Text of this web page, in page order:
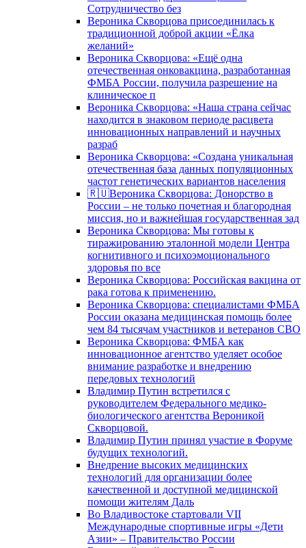
Сотрудничество без
Вероника Скворцова присоединилась к
традиционной доброй акции «Ёлка
желаний»
Вероника Скворцова: «Ещё одна
отечественная онковакцина, разработанная
ФМБА России, получила разрешение на
клиническое п
Вероника Скворцова: «Наша страна сейчас
находится в знаковом периоде расцвета
инновационных направлений и научных
разраб
Вероника Скворцова: «Создана уникальная
отечественная база данных популяционных
частот генетических вариантов населения
🇷🇺Вероника Скворцова: Донорство в
России – не только почетная и благородная
миссия, но и важнейшая государственная зад
Вероника Скворцова: Мы готовы к
тиражированию эталонной модели Центра
когнитивного и психоэмоционального
здоровья по все
Вероника Скворцова: Российская вакцина от
рака готова к применению.
Вероника Скворцова: специалистами ФМБА
России оказана медицинская помощь более
чем 84 тысячам участников и ветеранов СВО
Вероника Скворцова: ФМБА как
инновационное агентство уделяет особое
внимание разработке и внедрению
передовых технологий
Владимир Путин встретился с
руководителем Федерального медико-
биологического агентства Вероникой
Скворцовой.
Владимир Путин принял участие в Форуме
будущих технологий.
Внедрение высоких медицинских
технологий для организации более
качественной и доступной медицинской
помощи жителям Даль
Во Владивостоке стартовали VII
Международные спортивные игры «Дети
Азии» – Правительство России